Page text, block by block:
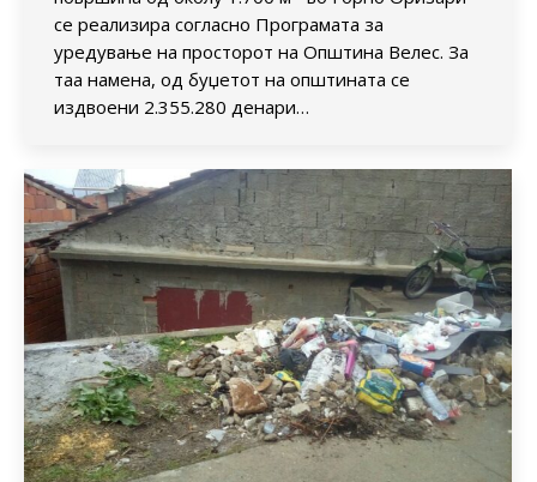
се реализира согласно Програмата за
уредување на просторот на Општина Велес. За
таа намена, од буџетот на општината се
издвоени 2.355.280 денари…